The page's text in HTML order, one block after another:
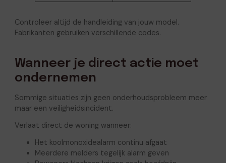
Controleer altijd de handleiding van jouw model.
Fabrikanten gebruiken verschillende codes.
Wanneer je direct actie moet
ondernemen
Sommige situaties zijn geen onderhoudsprobleem meer
maar een veiligheidsincident.
Verlaat direct de woning wanneer:
Het koolmonoxidealarm continu afgaat
Meerdere melders tegelijk alarm geven